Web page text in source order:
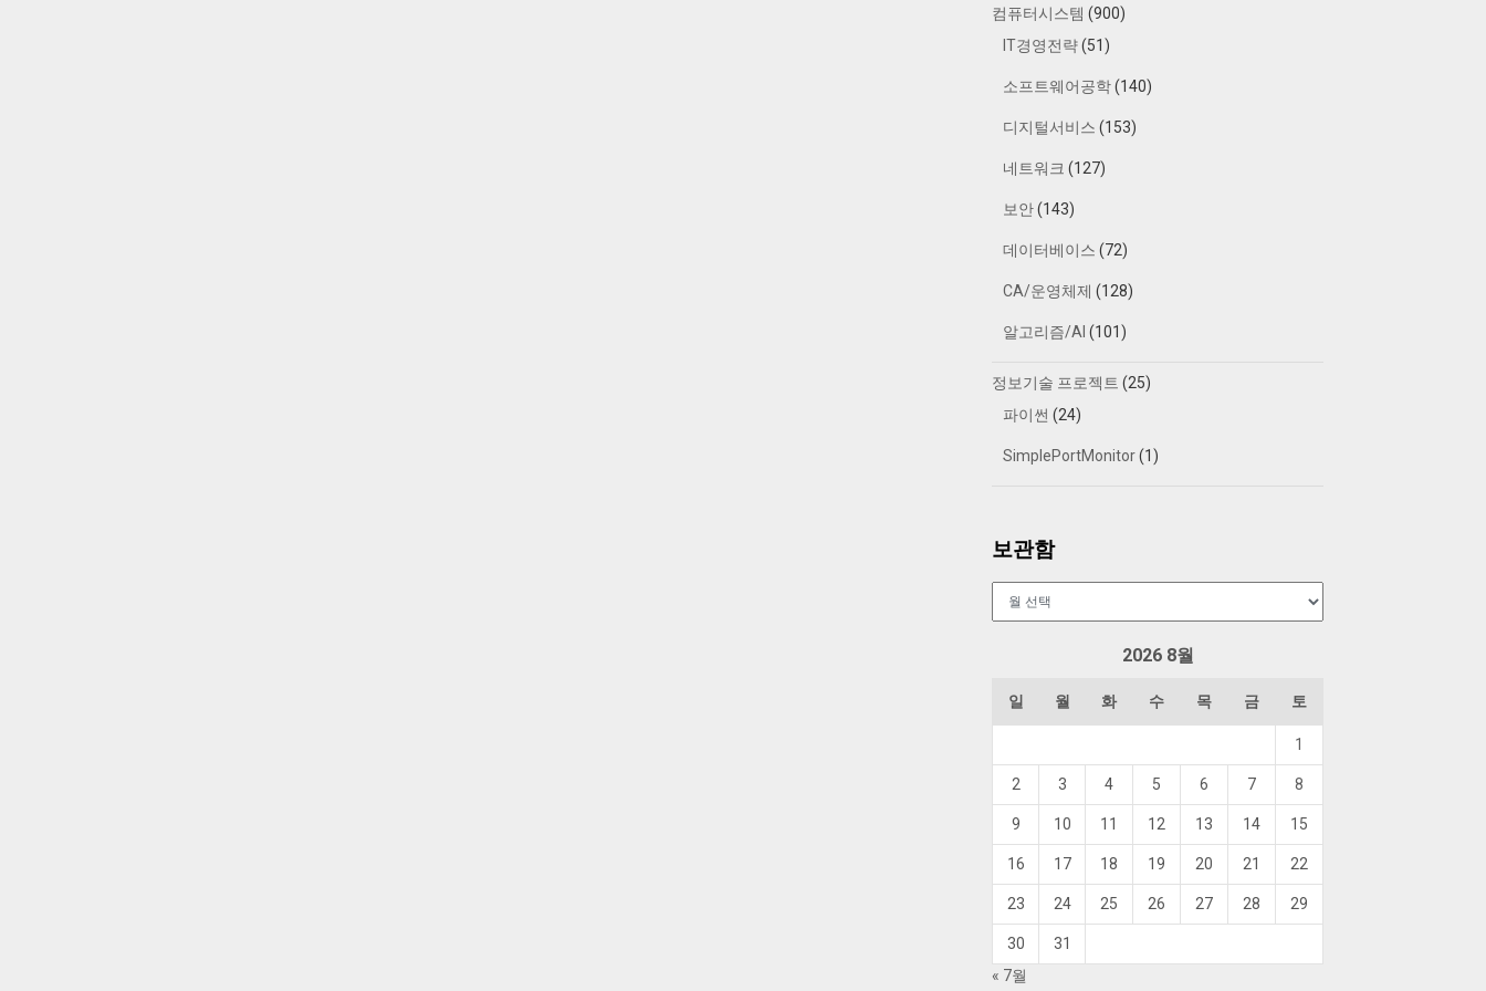
컴퓨터시스템 (900)
IT경영전략(51)
소프트웨어공학(140)
디지털서비스 (153)
네트워크 (127)
보안(143)
데이터베이스 (72)
CA/운영체제 (128)
알고리즘/AI (101)
정보기술 프로젝트 (25)
파이썬 (24)
SimplePortMonitor(1)
보관함
2026 8월
일 월 화 수 목 금 토
1
2 3 4 5 6 7 8
9 10 11 12 13 14 15
16 17 18 19 20 21 22
23 24 25 26 27 28 29
30
31
« 7월